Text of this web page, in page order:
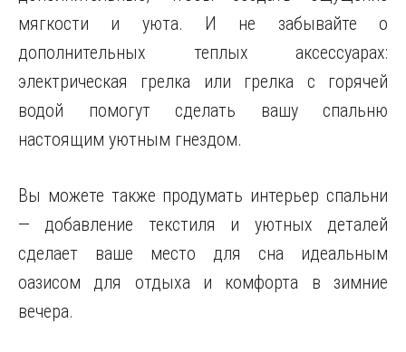
мягкости и уюта. И не забывайте о
дополнительных теплых аксессуарах:
электрическая грелка или грелка с горячей
водой помогут сделать вашу спальню
настоящим уютным гнездом.
Вы можете также продумать интерьер спальни
— добавление текстиля и уютных деталей
сделает ваше место для сна идеальным
оазисом для отдыха и комфорта в зимние
вечера.